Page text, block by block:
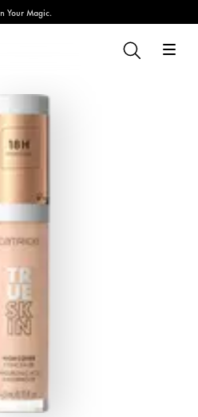
Your Magic.